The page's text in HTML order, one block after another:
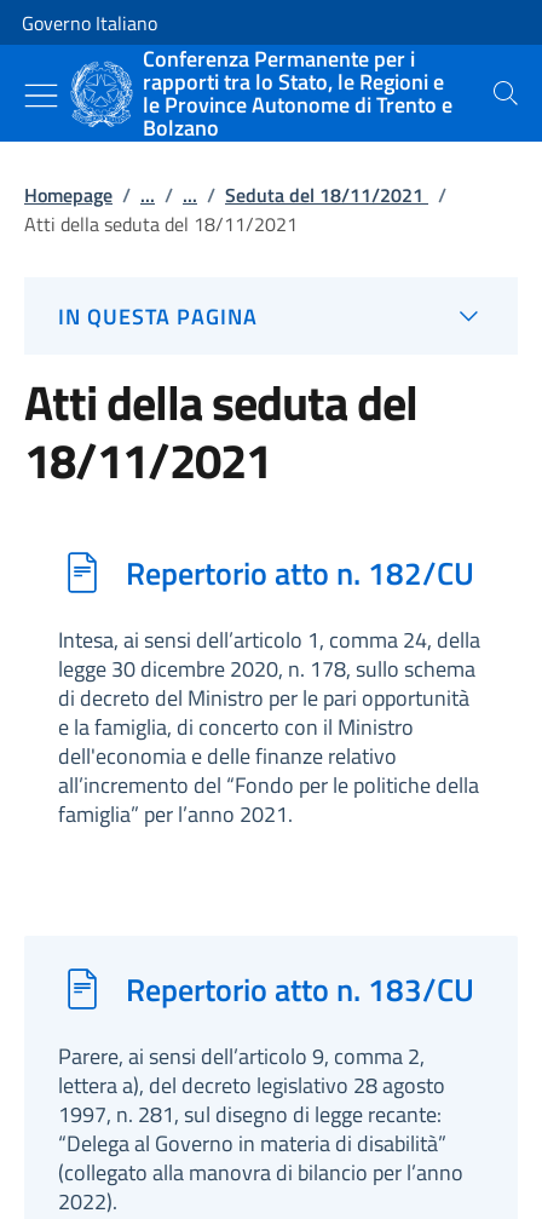
Vai al contenuto
Vai alla navigazione del sito
Governo Italiano
Conferenza Permanente per i
rapporti tra lo Stato, le Regioni e
le Province Autonome di Trento e
Bolzano
Cerca
Homepage / ... / ... / Seduta del 18/11/2021 /
Atti della seduta del 18/11/2021
IN QUESTA PAGINA
Atti della seduta del
18/11/2021
Repertorio atto n. 182/CU
Intesa, ai sensi dell’articolo 1, comma 24, della
legge 30 dicembre 2020, n. 178, sullo schema
di decreto del Ministro per le pari opportunità
e la famiglia, di concerto con il Ministro
dell'economia e delle finanze relativo
all’incremento del “Fondo per le politiche della
famiglia” per l’anno 2021.
Repertorio atto n. 183/CU
Parere, ai sensi dell’articolo 9, comma 2,
lettera a), del decreto legislativo 28 agosto
1997, n. 281, sul disegno di legge recante:
“Delega al Governo in materia di disabilità”
(collegato alla manovra di bilancio per l’anno
2022).